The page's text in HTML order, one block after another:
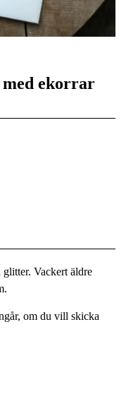
ekorrar
Vackert äldre
om du vill skicka